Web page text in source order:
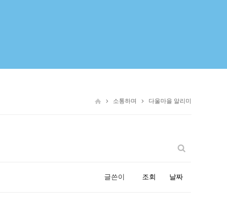
소통하며 다울마을 알리미
글쓴이 조회 날짜